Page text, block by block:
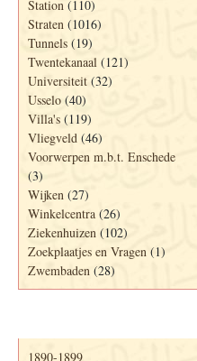
Station (110)
Straten (1016)
Tunnels (19)
Twentekanaal (121)
Universiteit (32)
Usselo (40)
Villa's (119)
Vliegveld (46)
Voorwerpen m.b.t. Enschede
(3)
Wijken (27)
Winkelcentra (26)
Ziekenhuizen (102)
Zoekplaatjes en Vragen (1)
Zwembaden (28)
1890-1899